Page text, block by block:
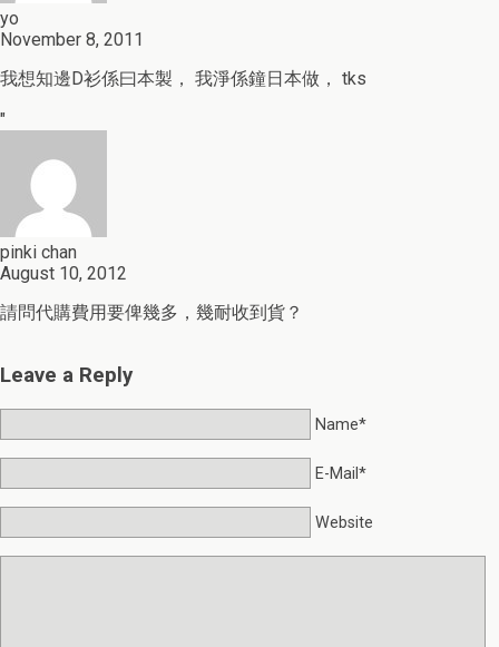
yo
November 8, 2011
我想知邊D衫係曰本製， 我淨係鐘日本做， tks
"
pinki chan
August 10, 2012
請問代購費用要俾幾多，幾耐收到貨？
Leave a Reply
Name*
E-Mail*
Website